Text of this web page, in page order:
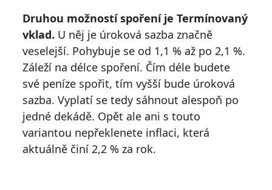
Druhou možností spoření je Termínovaný
vklad. U něj je úroková sazba značně
veselejší. Pohybuje se od 1,1 % až po 2,1 %.
Záleží na délce spoření. Čím déle budete
své peníze spořit, tím vyšší bude úroková
sazba. Vyplatí se tedy sáhnout alespoň po
jedné dekádě. Opět ale ani s touto
variantou nepřeklenete inflaci, která
aktuálně činí 2,2 % za rok.